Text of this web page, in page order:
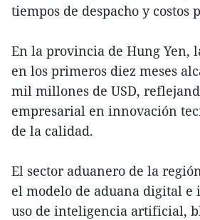
tiempos de despacho y costos
En la provincia de Hung Yen,
en los primeros diez meses
mil millones de USD,
empresarial en innovación
de la calidad.
El sector aduanero de la
el modelo de aduana digital
uso de inteligencia artificial,